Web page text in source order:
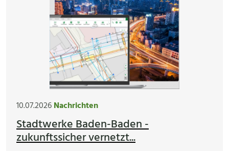
10.07.2026Nachrichten
Stadtwerke Baden-Baden -
zukunftssicher vernetzt...